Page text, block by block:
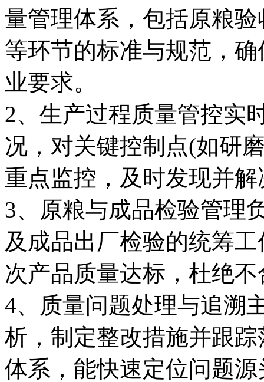
量管理体系，包括原粮
等环节的标准与规范，
业要求。
2、生产过程质量管控实
况，对关键控制点(如研
重点监控，及时发现并
3、原粮与成品检验管理
及成品出厂检验的统筹
次产品质量达标，杜绝
4、质量问题处理与追溯
析，制定整改措施并跟
体系，能快速定位问题